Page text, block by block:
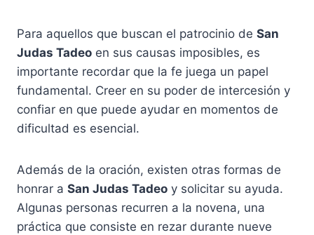
Para aquellos que buscan el patrocinio de San
Judas Tadeo en sus causas imposibles, es
importante recordar que la fe juega un papel
fundamental. Creer en su poder de intercesión y
confiar en que puede ayudar en momentos de
dificultad es esencial.
Además de la oración, existen otras formas de
honrar a San Judas Tadeo y solicitar su ayuda.
Algunas personas recurren a la novena, una
práctica que consiste en rezar durante nueve